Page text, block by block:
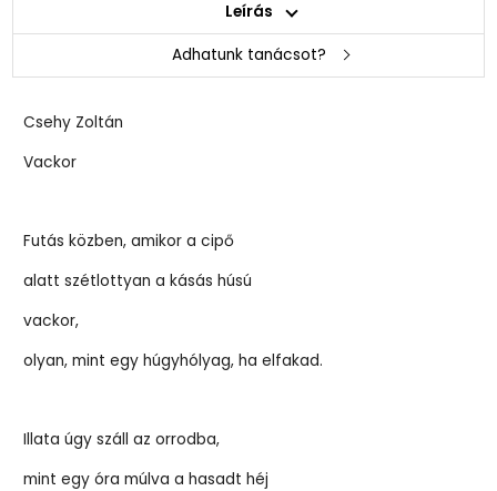
Leírás
Adhatunk tanácsot?
Csehy Zoltán
Vackor
Futás közben, amikor a cipő
alatt szétlottyan a kásás húsú
vackor,
olyan, mint egy húgyhólyag, ha elfakad.
Illata úgy száll az orrodba,
mint egy óra múlva a hasadt héj